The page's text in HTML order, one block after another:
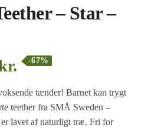
– Star –
-67%
tænder! Barnet kan trygt
teether fra SMÅ Sweden –
lavet af naturligt træ. Fri for